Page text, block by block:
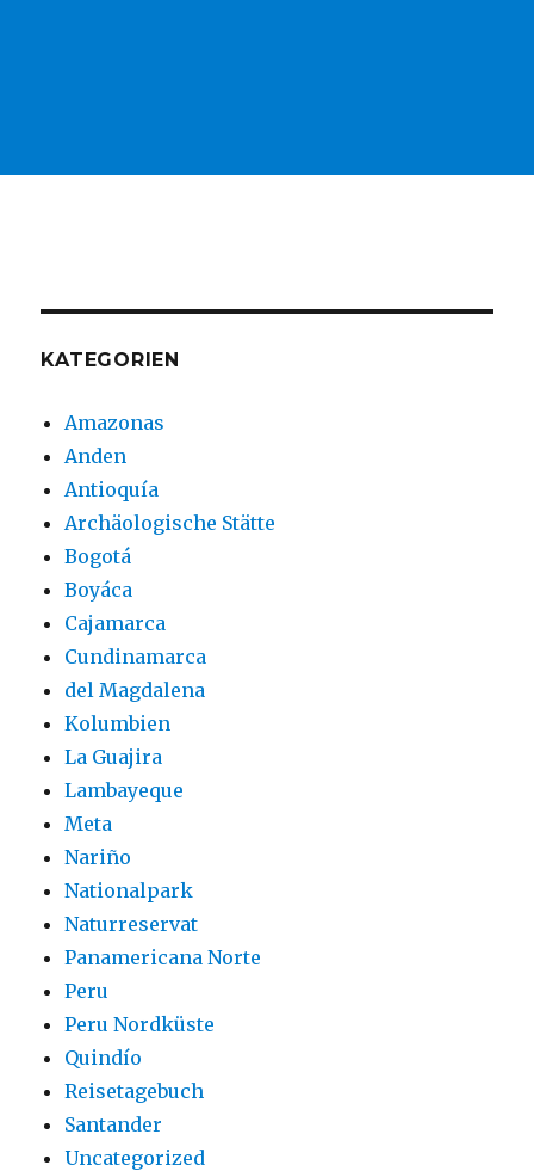
KATEGORIEN
Amazonas
Anden
Antioquía
Archäologische Stätte
Bogotá
Boyáca
Cajamarca
Cundinamarca
del Magdalena
Kolumbien
La Guajira
Lambayeque
Meta
Nariño
Nationalpark
Naturreservat
Panamericana Norte
Peru
Peru Nordküste
Quindío
Reisetagebuch
Santander
Uncategorized